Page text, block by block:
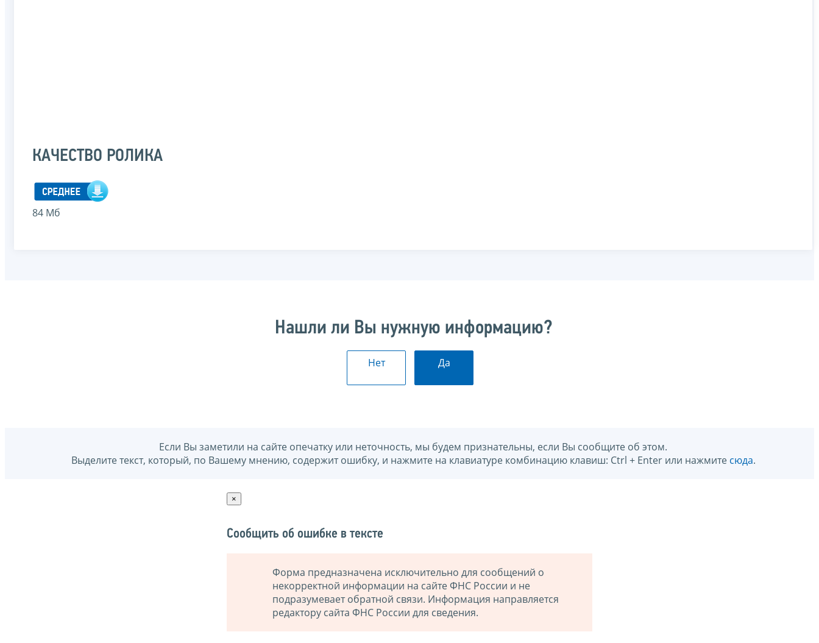
КАЧЕСТВО РОЛИКА
84 Мб
Нашли ли Вы нужную информацию?
Нет Да
Если Вы заметили на сайте опечатку или неточность, мы будем признательны, если Вы сообщите об этом.
Выделите текст, который, по Вашему мнению, содержит ошибку, и нажмите на клавиатуре комбинацию клавиш: Ctrl + Enter или нажмите сюда.
×
Сообщить об ошибке в тексте
Форма предназначена исключительно для сообщений о
некорректной информации на сайте ФНС России и не
подразумевает обратной связи. Информация направляется
редактору сайта ФНС России для сведения.